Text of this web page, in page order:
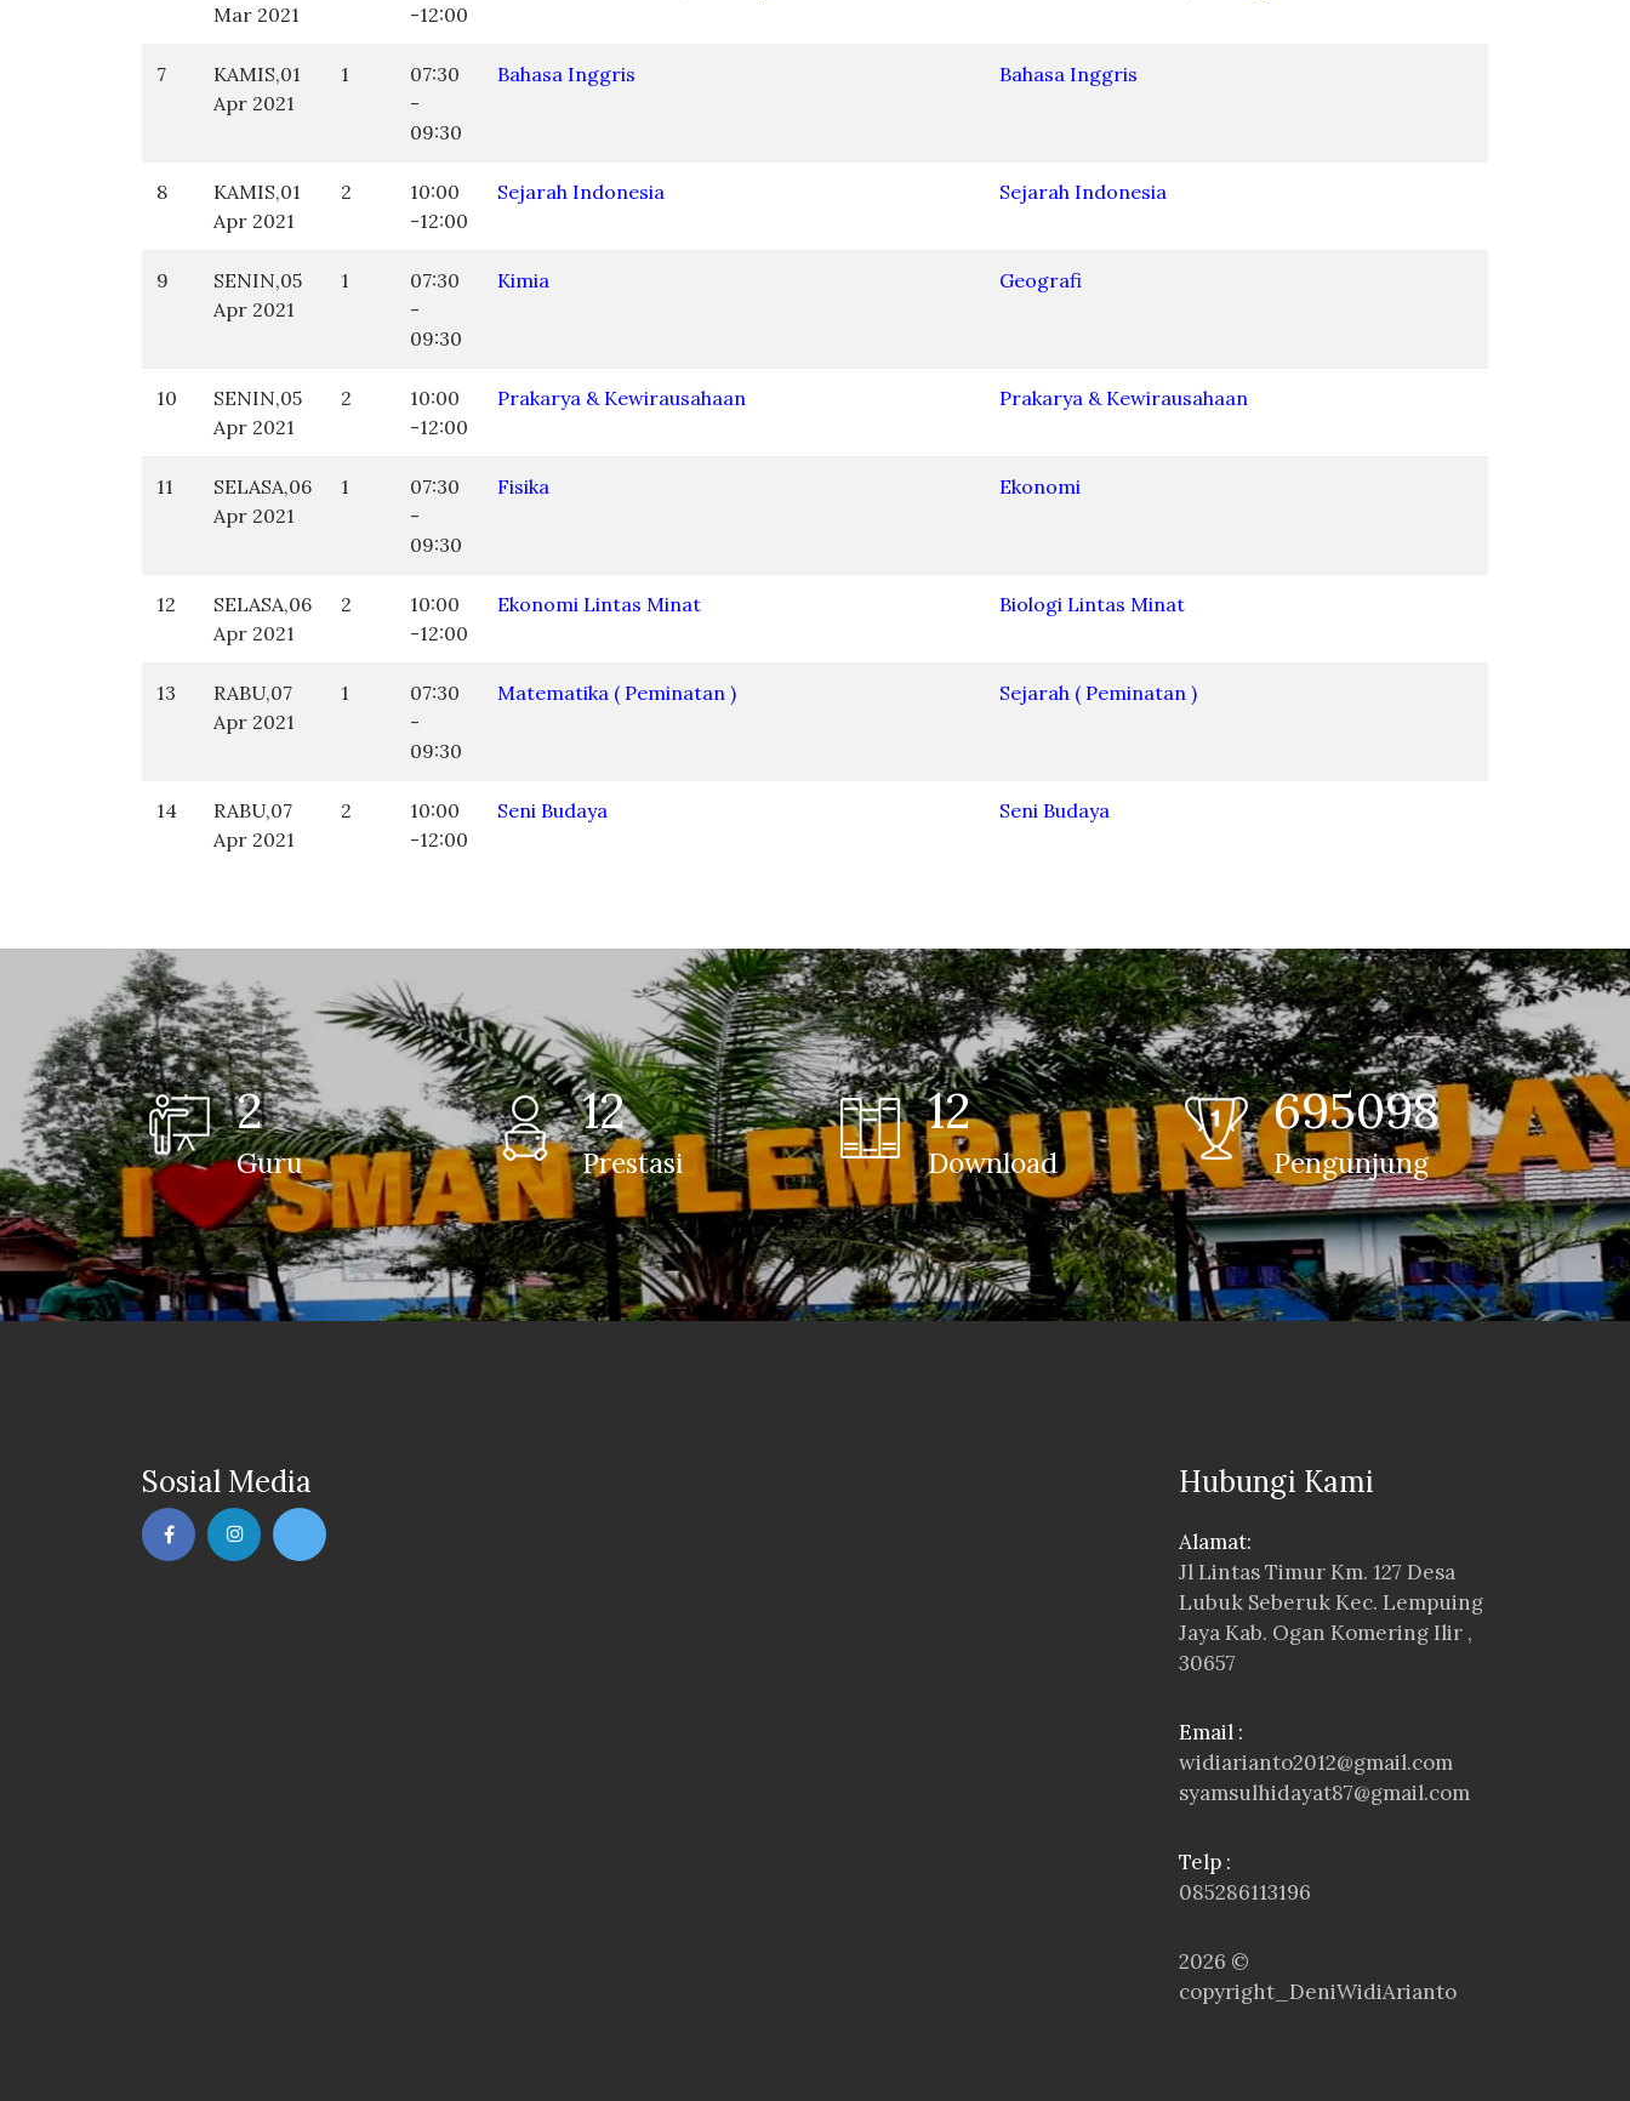
Mar 2021
-12:00
7
KAMIS,01
Apr 2021
1
07:30
-
09:30
Bahasa Inggris Bahasa Inggris
8
KAMIS,01
Apr 2021
2
10:00
-12:00
Sejarah Indonesia Sejarah Indonesia
9
SENIN,05
Apr 2021
1
07:30
-
09:30
Kimia Geografi
10
SENIN,05
Apr 2021
2
10:00
-12:00
Prakarya & Kewirausahaan Prakarya & Kewirausahaan
11
SELASA,06
Apr 2021
1
07:30
-
09:30
Fisika Ekonomi
12
SELASA,06
Apr 2021
2
10:00
-12:00
Ekonomi Lintas Minat Biologi Lintas Minat
13
RABU,07
Apr 2021
1
07:30
-
09:30
Matematika ( Peminatan ) Sejarah ( Peminatan )
14
RABU,07
Apr 2021
2
10:00
-12:00
Seni Budaya Seni Budaya
2
Guru
12
Prestasi
12
Download
695098
Pengunjung
Sosial Media Hubungi Kami
Alamat:
Jl Lintas Timur Km. 127 Desa
Lubuk Seberuk Kec. Lempuing
Jaya Kab. Ogan Komering Ilir ,
30657
Email :
widiarianto2012@gmail.com
syamsulhidayat87@gmail.com
Telp :
085286113196
2026 ©
copyright_DeniWidiArianto